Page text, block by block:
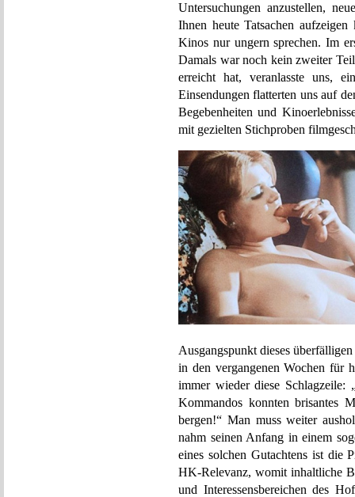
Untersuchungen anzustellen,
Ihnen heute Tatsachen
Kinos nur ungern sprechen. Im
Damals war noch kein zweiter
erreicht hat, veranlasste uns,
Einsendungen flatterten uns auf
Begebenheiten und
mit gezielten Stichproben
Ausgangspunkt dieses
in den vergangenen Wochen für
immer wieder diese Schlagzeile:
Kommandos konnten brisantes
bergen!“ Man muss weiter
nahm seinen Anfang in einem
eines solchen Gutachtens ist die
HK-Relevanz, womit inhaltliche
und Interessensbereichen des